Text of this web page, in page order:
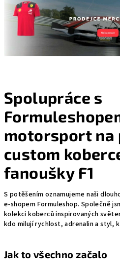
Spolupráce s
motorsport na
custom
fanoušky F1
S potěšením oznamujeme naši
e-shopem Formuleshop. Společně
kolekci koberců inspirovaných
kdo milují rychlost, adrenalin a styl,
Jak to všechno začalo